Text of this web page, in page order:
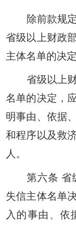
除前款规
省级以上财政
主体名单的决定
省级以上
名单的决定，
明事由、依据
和程序以及救
人。
第六条 省
失信主体名单
入的事由、依